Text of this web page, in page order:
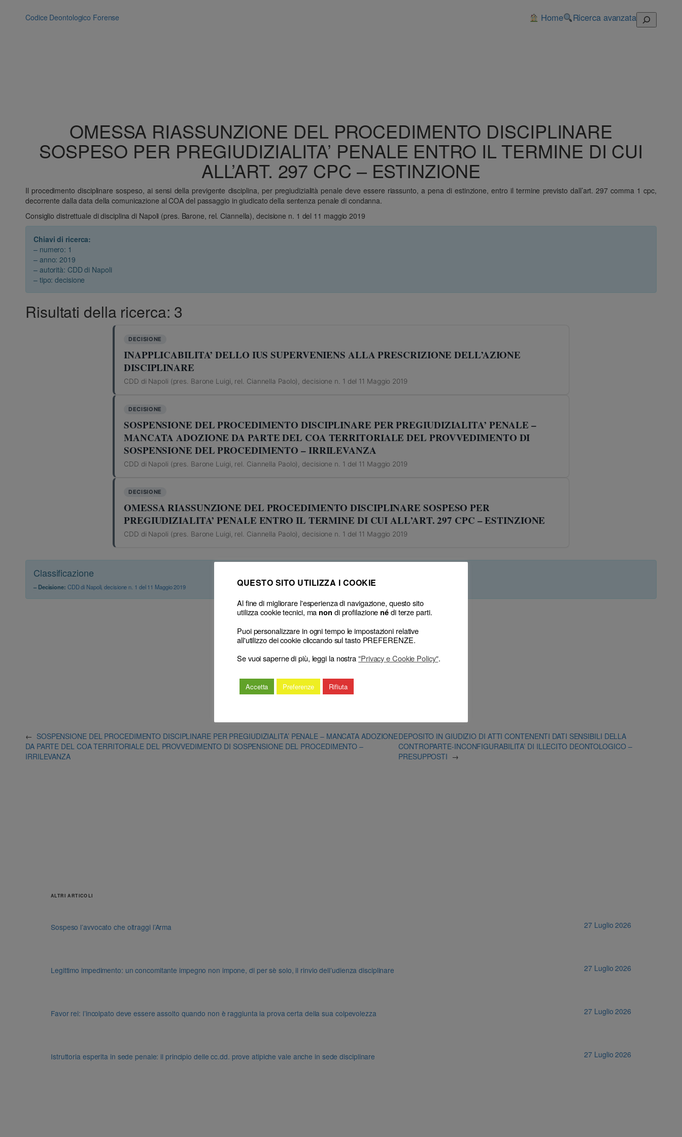
Codice Deontologico Forense Home Ricerca avanzata Cerca
OMESSA RIASSUNZIONE DEL PROCEDIMENTO DISCIPLINARE
SOSPESO PER PREGIUDIZIALITA’ PENALE ENTRO IL TERMINE DI CUI
ALL’ART. 297 CPC – ESTINZIONE
Il procedimento disciplinare sospeso, ai sensi della previgente disciplina, per pregiudizialità penale deve essere riassunto, a pena di estinzione, entro il termine previsto dall’art. 297 comma 1 cpc,
decorrente dalla data della comunicazione al COA del passaggio in giudicato della sentenza penale di condanna.
Consiglio distrettuale di disciplina di Napoli (pres. Barone, rel. Ciannella), decisione n. 1 del 11 maggio 2019
Chiavi di ricerca:
– numero: 1
– anno: 2019
– autorità: CDD di Napoli
– tipo: decisione
Risultati della ricerca: 3
DECISIONE
INAPPLICABILITA’ DELLO IUS SUPERVENIENS ALLA PRESCRIZIONE DELL’AZIONE
DISCIPLINARE
CDD di Napoli (pres. Barone Luigi, rel. Ciannella Paolo), decisione n. 1 del 11 Maggio 2019
DECISIONE
SOSPENSIONE DEL PROCEDIMENTO DISCIPLINARE PER PREGIUDIZIALITA’ PENALE –
MANCATA ADOZIONE DA PARTE DEL COA TERRITORIALE DEL PROVVEDIMENTO DI
SOSPENSIONE DEL PROCEDIMENTO – IRRILEVANZA
CDD di Napoli (pres. Barone Luigi, rel. Ciannella Paolo), decisione n. 1 del 11 Maggio 2019
DECISIONE
OMESSA RIASSUNZIONE DEL PROCEDIMENTO DISCIPLINARE SOSPESO PER
PREGIUDIZIALITA’ PENALE ENTRO IL TERMINE DI CUI ALL’ART. 297 CPC – ESTINZIONE
CDD di Napoli (pres. Barone Luigi, rel. Ciannella Paolo), decisione n. 1 del 11 Maggio 2019
Classificazione
– Decisione: CDD di Napoli, decisione n. 1 del 11 Maggio 2019
← SOSPENSIONE DEL PROCEDIMENTO DISCIPLINARE PER PREGIUDIZIALITA’ PENALE – MANCATA ADOZIONE
DA PARTE DEL COA TERRITORIALE DEL PROVVEDIMENTO DI SOSPENSIONE DEL PROCEDIMENTO –
IRRILEVANZA
DEPOSITO IN GIUDIZIO DI ATTI CONTENENTI DATI SENSIBILI DELLA
CONTROPARTE-INCONFIGURABILITA’ DI ILLECITO DEONTOLOGICO –
PRESUPPOSTI →
ALTRI ARTICOLI
Sospeso l’avvocato che oltraggi l’Arma 27 Luglio 2026
Legittimo impedimento: un concomitante impegno non impone, di per sè solo, il rinvio dell’udienza disciplinare 27 Luglio 2026
Favor rei: l’incolpato deve essere assolto quando non è raggiunta la prova certa della sua colpevolezza 27 Luglio 2026
Istruttoria esperita in sede penale: il principio delle cc.dd. prove atipiche vale anche in sede disciplinare 27 Luglio 2026
QUESTO SITO UTILIZZA I COOKIE
Al fine di migliorare l'esperienza di navigazione, questo sito
utilizza cookie tecnici, ma non di profilazione nédi terze parti.
Puoi personalizzare in ogni tempo le impostazioni relative
all'utilizzo dei cookie cliccando sul tasto PREFERENZE.
Se vuoi saperne di più, leggi la nostra"Privacy e Cookie Policy".
Accetta Preferenze Rifiuta